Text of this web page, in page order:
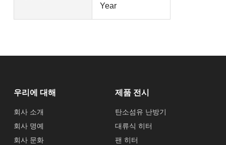
Year
우리에 대해
회사 소개
회사 명예
회사 문화
제품 전시
탄소섬유 난방기
대류식 히터
팬 히터